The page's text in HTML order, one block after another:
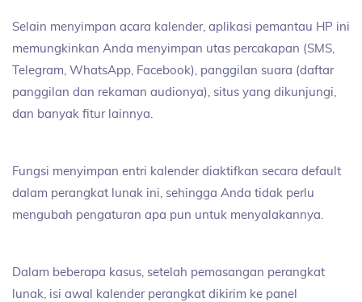
Selain menyimpan acara kalender, aplikasi pemantau HP ini
memungkinkan Anda menyimpan utas percakapan (SMS,
Telegram, WhatsApp, Facebook), panggilan suara (daftar
panggilan dan rekaman audionya), situs yang dikunjungi,
dan banyak fitur lainnya.
Fungsi menyimpan entri kalender diaktifkan secara default
dalam perangkat lunak ini, sehingga Anda tidak perlu
mengubah pengaturan apa pun untuk menyalakannya.
Dalam beberapa kasus, setelah pemasangan perangkat
lunak, isi awal kalender perangkat dikirim ke panel